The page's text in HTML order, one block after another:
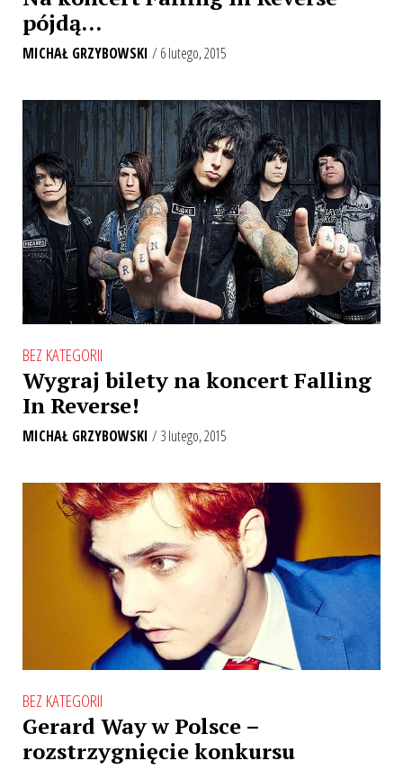
pójdą…
MICHAŁ GRZYBOWSKI / 6 lutego, 2015
BEZ KATEGORII
Wygraj bilety na koncert Falling
In Reverse!
MICHAŁ GRZYBOWSKI / 3 lutego, 2015
BEZ KATEGORII
Gerard Way w Polsce –
rozstrzygnięcie konkursu